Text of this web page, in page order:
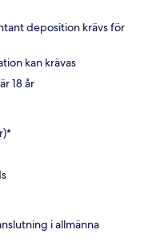
deposition krävs för
kan krävas
18 år
i allmänna